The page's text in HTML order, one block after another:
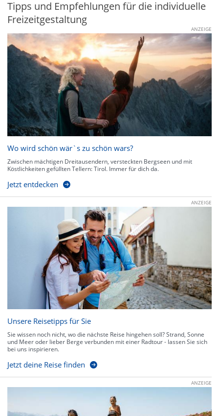
Tipps und Empfehlungen für die individuelle
Freizeitgestaltung
ANZEIGE
Wo wird schön wär`s zu schön wars?
Zwischen mächtigen Dreitausendern, versteckten Bergseen und mit
Köstlichkeiten gefüllten Tellern: Tirol. Immer für dich da.
Jetzt entdecken
ANZEIGE
Unsere Reisetipps für Sie
Sie wissen noch nicht, wo die nächste Reise hingehen soll? Strand, Sonne
und Meer oder lieber Berge verbunden mit einer Radtour - lassen Sie sich
bei uns inspirieren.
Jetzt deine Reise finden
ANZEIGE